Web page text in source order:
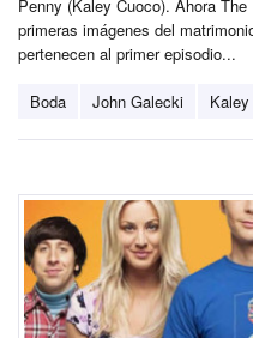
Penny (Kaley Cuoco). Ahora
primeras imágenes del
pertenecen al primer episodio...
Boda John Galecki